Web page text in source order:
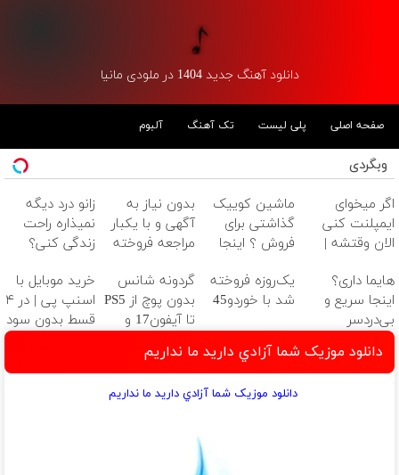
دانلود آهنگ جدید 1404 در ملودی مانیا
صفحه اصلی پلی لیست تک آهنگ آلبوم
وبگردی
اگر میخوای
ایمپلنت کنی
الان وقتشه |
میلیون تومان!!!
ماشین کوییک
گذاشتی برای
فروش ؟ اینجا
بفروش
بدون نیاز به
آگهی و با یکبار
مراجعه فروخته
زانو درد دیگه
نمیذاره راحت
زندگی کنی؟
هایما داری؟
اینجا سریع و
بی‌دردسر
می‌فروشی
یک‌روزه فروخته
شد با خوردو45
گردونه شانس
بدون پوچ از PS5
تا آیفون17 و
خرید موبایل با
اسنپ پی | در ۴
قسط بدون سود
دانلود موزیک شما آزادي داريد ما نداريم
دانلود موزیک شما آزادي داريد ما نداريم